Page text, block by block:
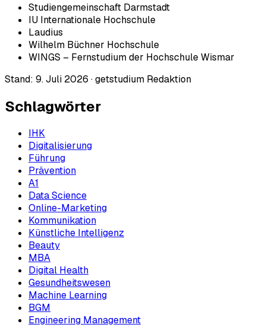
Studiengemeinschaft Darmstadt
IU Internationale Hochschule
Laudius
Wilhelm Büchner Hochschule
WINGS – Fernstudium der Hochschule Wismar
Stand: 9. Juli 2026 ·getstudium Redaktion
Schlagwörter
IHK
Digitalisierung
Führung
Prävention
A1
Data Science
Online-Marketing
Kommunikation
Künstliche Intelligenz
Beauty
MBA
Digital Health
Gesundheitswesen
Machine Learning
BGM
Engineering Management